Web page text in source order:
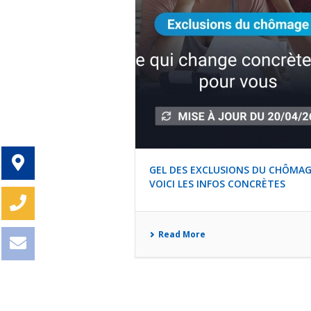
GEL DES EXCLUSIONS DU
VOICI LES INFOS CONCRÈTES
Read More